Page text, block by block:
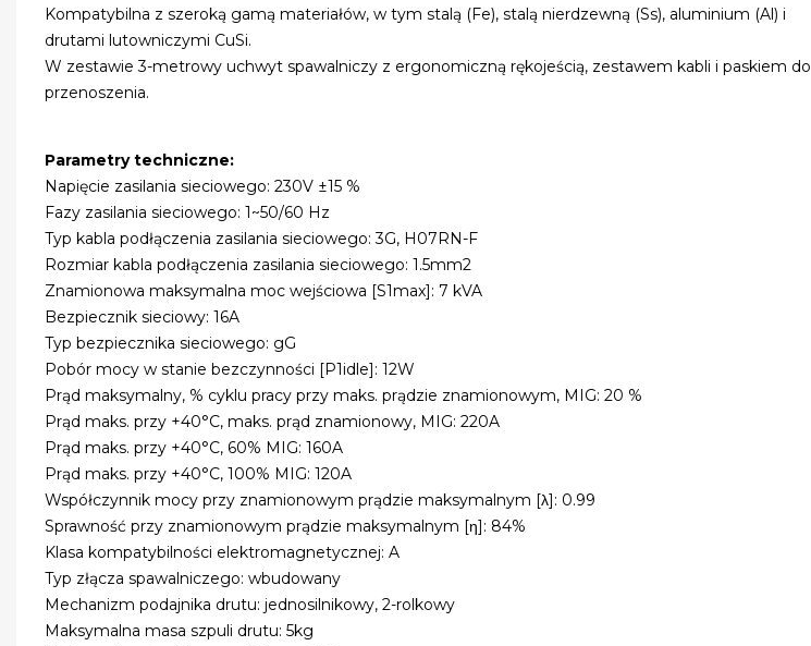
Kompatybilna z szeroką gamą materiałów, w tym stalą (Fe), stalą nierdzewną (Ss), aluminium (Al) i
drutami lutowniczymi CuSi.
W zestawie 3-metrowy uchwyt spawalniczy z ergonomiczną rękojeścią, zestawem kabli i paskiem do
przenoszenia.
Parametry techniczne:
Napięcie zasilania sieciowego: 230V ±15 %
Fazy zasilania sieciowego: 1~50/60 Hz
Typ kabla podłączenia zasilania sieciowego: 3G, H07RN-F
Rozmiar kabla podłączenia zasilania sieciowego: 1.5mm2
Znamionowa maksymalna moc wejściowa [S1max]: 7 kVA
Bezpiecznik sieciowy: 16A
Typ bezpiecznika sieciowego: gG
Pobór mocy w stanie bezczynności [P1idle]: 12W
Prąd maksymalny, % cyklu pracy przy maks. prądzie znamionowym, MIG: 20 %
Prąd maks. przy +40°C, maks. prąd znamionowy, MIG: 220A
Prąd maks. przy +40°C, 60% MIG: 160A
Prąd maks. przy +40°C, 100% MIG: 120A
Współczynnik mocy przy znamionowym prądzie maksymalnym [λ]: 0.99
Sprawność przy znamionowym prądzie maksymalnym [η]: 84%
Klasa kompatybilności elektromagnetycznej: A
Typ złącza spawalniczego: wbudowany
Mechanizm podajnika drutu: jednosilnikowy, 2-rolkowy
Maksymalna masa szpuli drutu: 5kg